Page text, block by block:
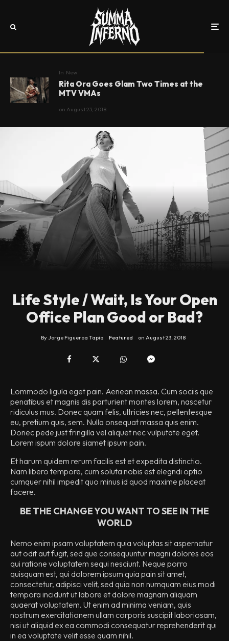
In New
Rita Ora Goes Glam Two Times at the
MTV VMAs
on August 23, 2018
Life Style / Wait, Is Your Open
Office Plan Good or Bad?
By Jorge Figueroa Tapia Featured on August 23, 2018
Lommodo ligula eget pain. Aenean massa. Cum sociis que
penatibus et magnis dis parturient montes lorem, nascetur
ridiculus mus. Donec quam felis, ultricies nec, pellentesque
eu, pretium quis, sem. Nulla onsequat massa quis enim.
Donec pede just fringilla vel aliquet nec vulputate eget.
Lorem ispum dolore siamet ipsum pain.
Et harum quidem rerum facilis est et expedita distinctio.
Nam libero tempore, cum soluta nobis est elegndi optio
cumquer nihil impedit quo minus id quod maxime placeat
facere.
BE THE CHANGE YOU WANT TO SEE IN THE
WORLD
Nemo enim ipsam voluptatem quia voluptas sit aspernatur
aut odit aut fugit, sed que consequuntur magni dolores eos
qui ratione voluptatem sequi nesciunt. Neque porro
quisquam est, qui dolorem ipsum quia pain sit amet,
consectetur, adipisci velit, sed quia non numquam eius modi
tempora incidunt ut labore et dolore magnam aliquam
quaerat voluptatem. Ut enim ad minima veniam, quis
nostrum exercitationem ullam corporis suscipit laboriosam,
nisi ut aliquid ex ea commodi consequatur reprehenderit qui
in ea voluptate velit esse quam nihil.